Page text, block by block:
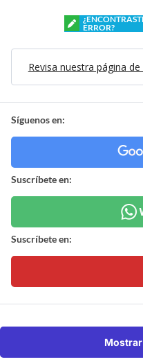
ERROR?
Revisa nuestra página
Síguenos en:
Suscríbete en:
Suscríbete en: